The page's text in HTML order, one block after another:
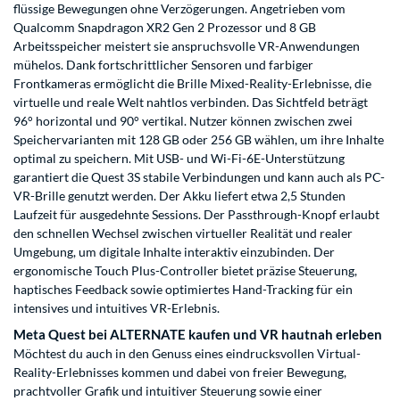
flüssige Bewegungen ohne Verzögerungen. Angetrieben vom
Qualcomm Snapdragon XR2 Gen 2 Prozessor und 8 GB
Arbeitsspeicher meistert sie anspruchsvolle VR-Anwendungen
mühelos. Dank fortschrittlicher Sensoren und farbiger
Frontkameras ermöglicht die Brille Mixed-Reality-Erlebnisse, die
virtuelle und reale Welt nahtlos verbinden. Das Sichtfeld beträgt
96° horizontal und 90° vertikal. Nutzer können zwischen zwei
Speichervarianten mit 128 GB oder 256 GB wählen, um ihre Inhalte
optimal zu speichern. Mit USB- und Wi-Fi-6E-Unterstützung
garantiert die Quest 3S stabile Verbindungen und kann auch als PC-
VR-Brille genutzt werden. Der Akku liefert etwa 2,5 Stunden
Laufzeit für ausgedehnte Sessions. Der Passthrough-Knopf erlaubt
den schnellen Wechsel zwischen virtueller Realität und realer
Umgebung, um digitale Inhalte interaktiv einzubinden. Der
ergonomische Touch Plus-Controller bietet präzise Steuerung,
haptisches Feedback sowie optimiertes Hand-Tracking für ein
intensives und intuitives VR-Erlebnis.
Meta Quest bei ALTERNATE kaufen und VR hautnah erleben
Möchtest du auch in den Genuss eines eindrucksvollen Virtual-
Reality-Erlebnisses kommen und dabei von freier Bewegung,
prachtvoller Grafik und intuitiver Steuerung sowie einer